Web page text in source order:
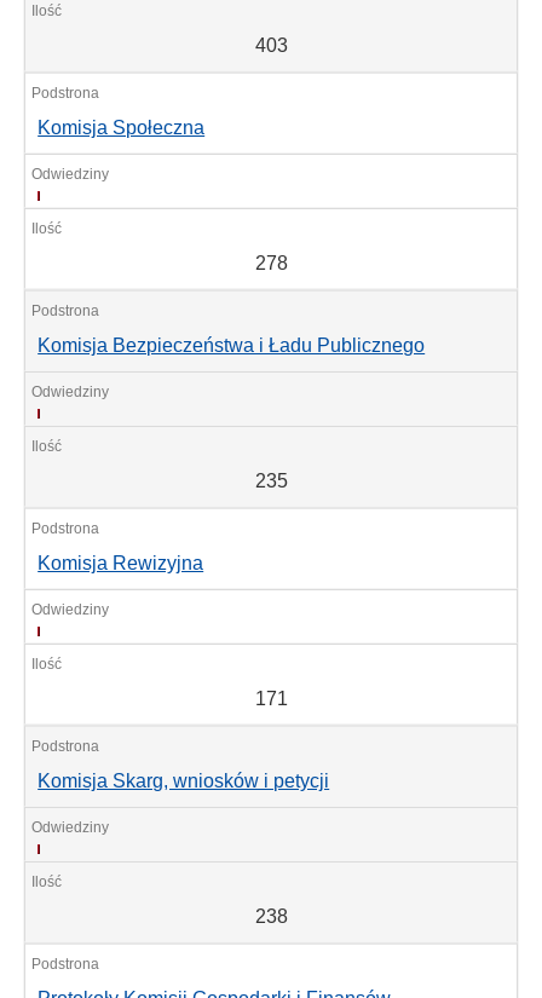
403
Komisja Społeczna
278
278
Komisja Bezpieczeństwa i Ładu Publicznego
235
235
Komisja Rewizyjna
171
171
Komisja Skarg, wniosków i petycji
238
238